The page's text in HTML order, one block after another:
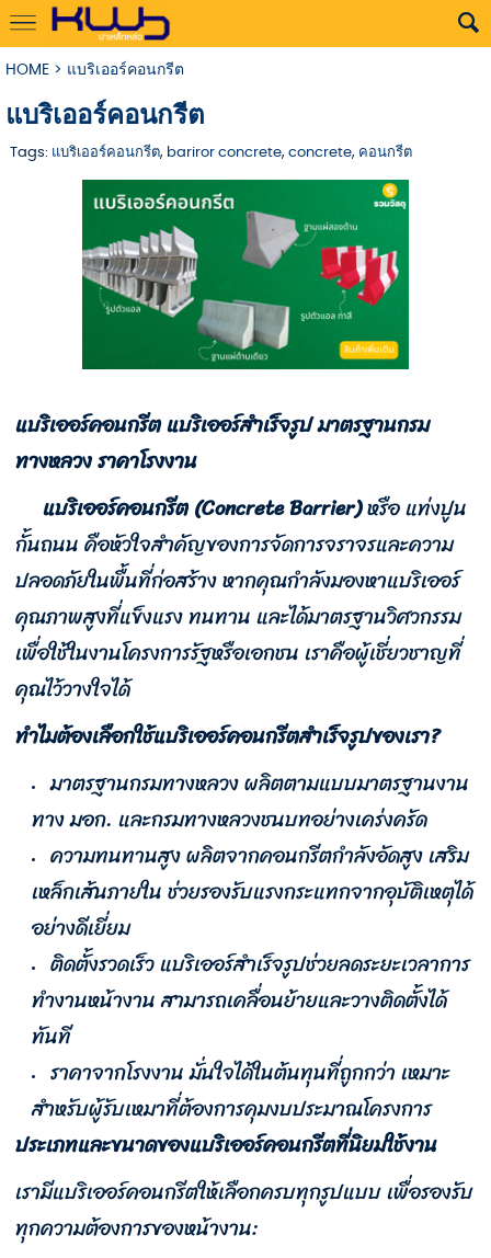
HOME> แบริเออร์คอนกรีต
แบริเออร์คอนกรีต
Tags: แบริเออร์คอนกรีต, bariror concrete, concrete, คอนกรีต
แบริเออร์คอนกรีต แบริเออร์สำเร็จรูป มาตรฐานกรม
ทางหลวง ราคาโรงงาน
แบริเออร์คอนกรีต (Concrete Barrier)หรือ แท่งปูน
กั้นถนน คือหัวใจสำคัญของการจัดการจราจรและความ
ปลอดภัยในพื้นที่ก่อสร้าง หากคุณกำลังมองหาแบริเออร์
คุณภาพสูงที่แข็งแรง ทนทาน และได้มาตรฐานวิศวกรรม
เพื่อใช้ในงานโครงการรัฐหรือเอกชน เราคือผู้เชี่ยวชาญที่
คุณไว้วางใจได้
ทำไมต้องเลือกใช้แบริเออร์คอนกรีตสำเร็จรูปของเรา?
มาตรฐานกรมทางหลวง ผลิตตามแบบมาตรฐานงาน
ทาง มอก. และกรมทางหลวงชนบทอย่างเคร่งครัด
ความทนทานสูง ผลิตจากคอนกรีตกำลังอัดสูง เสริม
เหล็กเส้นภายใน ช่วยรองรับแรงกระแทกจากอุบัติเหตุได้
อย่างดีเยี่ยม
ติดตั้งรวดเร็ว แบริเออร์สำเร็จรูปช่วยลดระยะเวลาการ
ทำงานหน้างาน สามารถเคลื่อนย้ายและวางติดตั้งได้
ทันที
ราคาจากโรงงาน มั่นใจได้ในต้นทุนที่ถูกกว่า เหมาะ
สำหรับผู้รับเหมาที่ต้องการคุมงบประมาณโครงการ
ประเภทและขนาดของแบริเออร์คอนกรีตที่นิยมใช้งาน
เรามีแบริเออร์คอนกรีตให้เลือกครบทุกรูปแบบ เพื่อรองรับ
ทุกความต้องการของหน้างาน: